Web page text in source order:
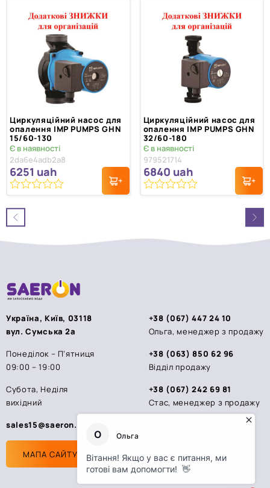
Циркуляційний насос для
опалення IMP PUMPS GHN
15/60-130
Є в наявності
2da6e4adb2a8
6251 uah
з
5
Циркуляційний насос для
опалення IMP PUMPS GHN
32/60-180
Є в наявності
979521714
6840 uah
Україна, Київ, 03118
вул. Сумська 2а
Понеділок – П’ятниця
09:00 – 19:00
Субота, Неділя
вихідний
sales15@saeron.ua
МАПА САЙТУ
+38 (067) 447 24 10
Ольга, менеджер з продажу
+38 (063) 850 62 96
Відділ продажу
+38 (067) 242 69 81
Стас, менеджер з продажу